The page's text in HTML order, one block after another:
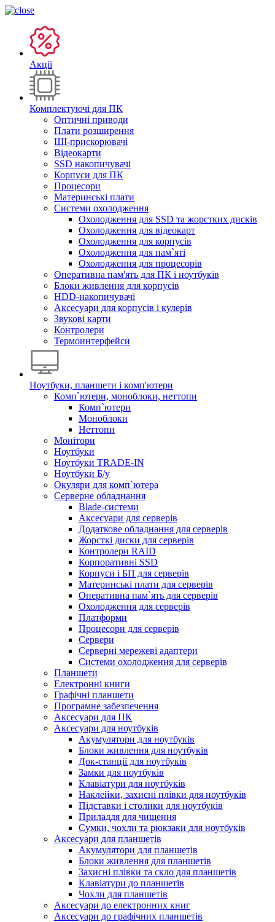
Акції
Комплектуючі для ПК
Оптичні приводи
Плати розширення
ШІ-прискорювачі
Відеокарти
SSD накопичувачі
Корпуси для ПК
Процесори
Материнські плати
Системи охолодження
Охолодження для SSD та жорстких дисків
Охолодження для відеокарт
Охолодження для корпусів
Охолодження для пам`яті
Охолодження для процесорів
Оперативна пам'ять для ПК і ноутбуків
Блоки живлення для корпусів
HDD-накопичувачі
Аксесуари для корпусів і кулерів
Звукові карти
Контролери
Термоинтерфейси
Ноутбуки, планшети і комп'ютери
Комп`ютери, моноблоки, неттопи
Комп`ютери
Моноблоки
Неттопи
Монітори
Ноутбуки
Ноутбуки TRADE-IN
Ноутбуки Б/у
Окуляри для комп`ютера
Серверне обладнання
Blade-системи
Аксесуари для серверів
Додаткове обладнання для серверів
Жорсткі диски для серверів
Контролери RAID
Корпоративні SSD
Корпуси і БП для серверів
Материнські плати для серверів
Оперативна пам`ять для серверів
Охолодження для серверів
Платформи
Процесори для серверів
Сервери
Серверні мережеві адаптери
Системи охолодження для серверів
Планшети
Електронні книги
Графічні планшети
Програмне забезпечення
Аксесуари для ПК
Аксесуари для ноутбуків
Акумулятори для ноутбуків
Блоки живлення для ноутбуків
Док-станції для ноутбуків
Замки для ноутбуків
Клавіатури для ноутбуків
Наклейки, захисні плівки для ноутбуків
Підставки і столики для ноутбуків
Приладдя для чищення
Сумки, чохли та рюкзаки для ноутбуків
Аксесуари для планшетів
Акумулятори для планшетів
Блоки живлення для планшетів
Захисні плівки та скло для планшетів
Клавіатури до планшетів
Чохли для планшетів
Аксесуари до електронних книг
Аксесуари дo графічних планшетів